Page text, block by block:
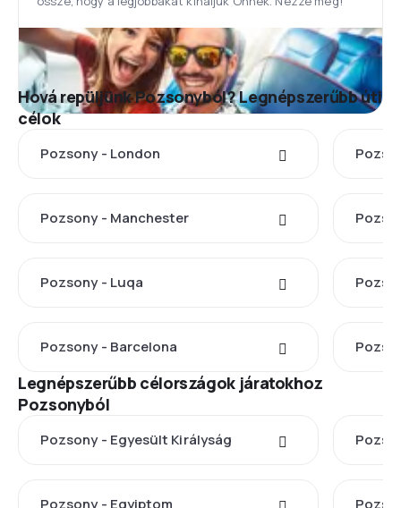
Hová repüljünk Pozsonyból? Legnépszerűbb úti
célok
Pozsony - London
Pozsony - Manchester
Pozsony - Luqa
Pozsony - Barcelona
Legnépszerűbb célországok járatokhoz
Pozsonyból
Pozsony - Egyesült Királyság
Pozsony - Egyiptom